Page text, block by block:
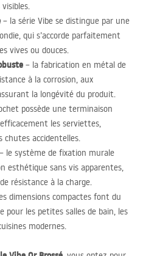
– la série Vibe se distingue par une
qui s’accorde parfaitement
vives ou douces.
– la fabrication en métal de
à la corrosion, aux
la longévité du produit.
possède une terminaison
les serviettes,
chutes accidentelles.
– le système de fixation murale
esthétique sans vis apparentes,
résistance à la charge.
dimensions compactes font du
pour les petites salles de bain, les
modernes.